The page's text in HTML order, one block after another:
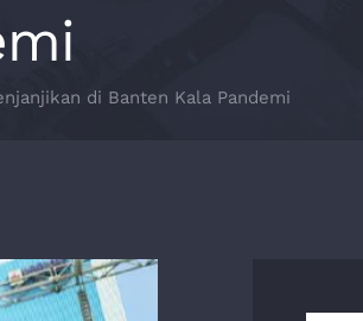
di Banten Kala Pandemi